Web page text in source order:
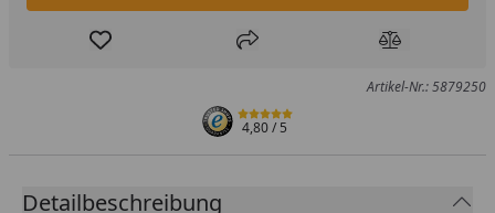
Produkt zur Wunschliste hinzufügen
Teilen Produkt
Artikel-Nr.: 5879250
4,80/ 5
Detailbeschreibung